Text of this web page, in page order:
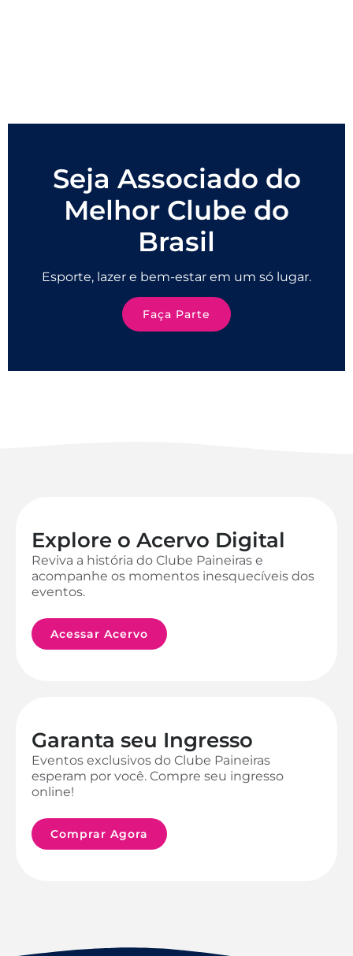
Seja Associado do
Melhor Clube do
Brasil
Esporte, lazer e bem-estar em um só lugar.
Faça Parte
Explore o Acervo Digital
Reviva a história do Clube Paineiras e
acompanhe os momentos inesquecíveis dos
eventos.
Acessar Acervo
Garanta seu Ingresso
Eventos exclusivos do Clube Paineiras
esperam por você. Compre seu ingresso
online!
Comprar Agora